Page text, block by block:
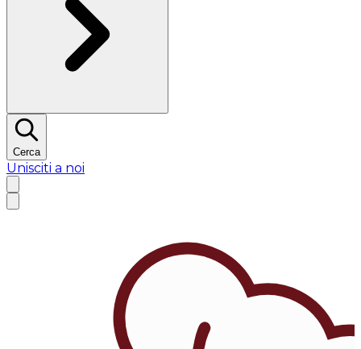
Cerca
Unisciti a noi